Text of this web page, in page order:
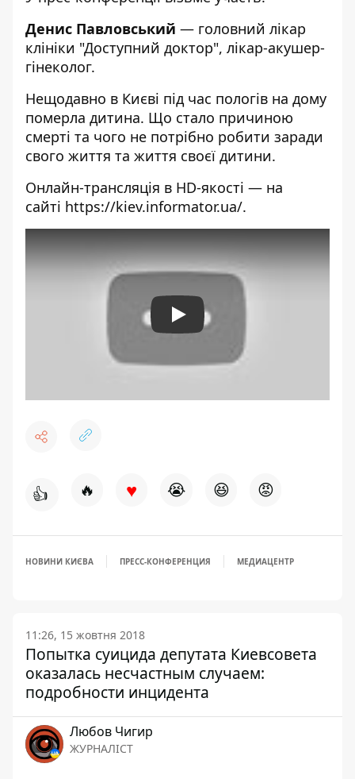
Денис Павловський — головний лікар
клініки "Доступний доктор", лікар-акушер-
гінеколог.
Нещодавно в Києві під час пологів на дому
померла дитина. Що стало причиною
смерті та чого не потрібно робити заради
свого життя та життя своєї дитини.
Онлайн-трансляція в HD-якості — на
сайті https://kiev.informator.ua/.
Play
👍 🔥 ♥ 😭 😆 😡
НОВИНИ КИЄВА ПРЕСС-КОНФЕРЕНЦИЯ МЕДИАЦЕНТР
11:26, 15 жовтня 2018
Попытка суицида депутата Киевсовета
оказалась несчастным случаем:
подробности инцидента
Любов Чигир
ЖУРНАЛІСТ